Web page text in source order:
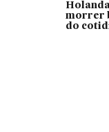
morrer
do